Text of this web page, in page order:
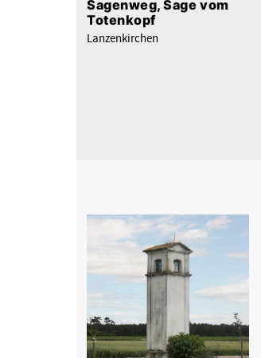
Sagenweg, Sage vom
Totenkopf
Lanzenkirchen